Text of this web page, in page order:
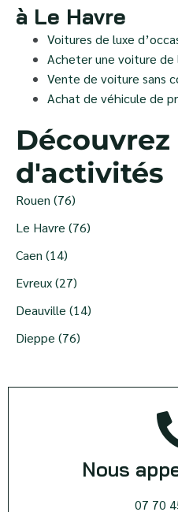
à Le Havre
Voitures de luxe
Acheter une voiture de
Vente de voiture sans
Achat de véhicule de
d'activités
Rouen (76)
Le Havre (76)
Caen (14)
Evreux (27)
Deauville (14)
Dieppe (76)
Nous
07 70